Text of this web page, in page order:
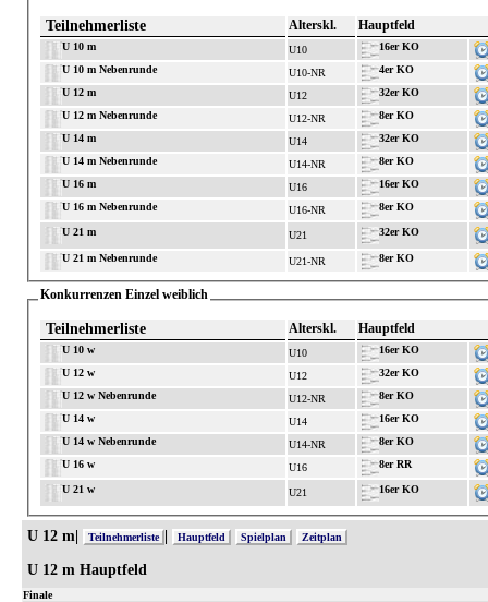
Teilnehmerliste Alterskl. Hauptfeld
U 10 m U10
16er KO
U 10 m Nebenrunde
U10-NR
4er KO
U 12 m
U12
32er KO
U 12 m Nebenrunde
U12-NR
8er KO
U 14 m
U14
32er KO
U 14 m Nebenrunde
U14-NR
8er KO
U 16 m
U16
16er KO
U 16 m Nebenrunde
U16-NR 8er KO
U 21 m U21 32er KO
U 21 m Nebenrunde U21-NR 8er KO
Konkurrenzen Einzel weiblich
Teilnehmerliste Alterskl. Hauptfeld
U 10 w U10
16er KO
U 12 w
U12
32er KO
U 12 w Nebenrunde
U12-NR
8er KO
U 14 w
U14
16er KO
U 14 w Nebenrunde
U14-NR
8er KO
U 16 w
U16 8er RR
U 21 w U21 16er KO
U 12 m| Teilnehmerliste Hauptfeld Spielplan Zeitplan
U 12 m Hauptfeld
Finale